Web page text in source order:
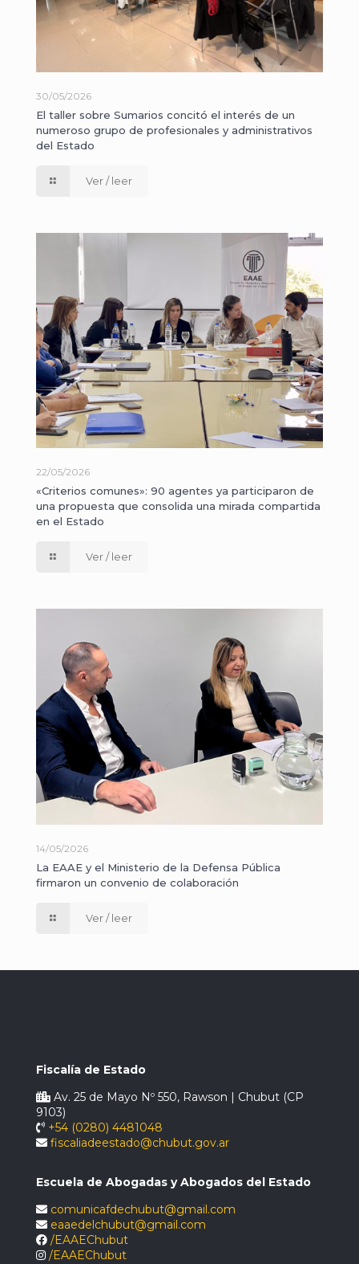
30/05/2026
El taller sobre Sumarios concitó el interés de un
numeroso grupo de profesionales y administrativos
del Estado
Ver / leer
22/05/2026
«Criterios comunes»: 90 agentes ya participaron de
una propuesta que consolida una mirada compartida
en el Estado
Ver / leer
14/05/2026
La EAAE y el Ministerio de la Defensa Pública
firmaron un convenio de colaboración
Ver / leer
Fiscalía de Estado
Av. 25 de Mayo Nº 550, Rawson | Chubut (CP
9103)
+54 (0280) 4481048
fiscaliadeestado@chubut.gov.ar
Escuela de Abogadas y Abogados del Estado
comunicafdechubut@gmail.com
eaaedelchubut@gmail.com
/EAAEChubut
/EAAEChubut